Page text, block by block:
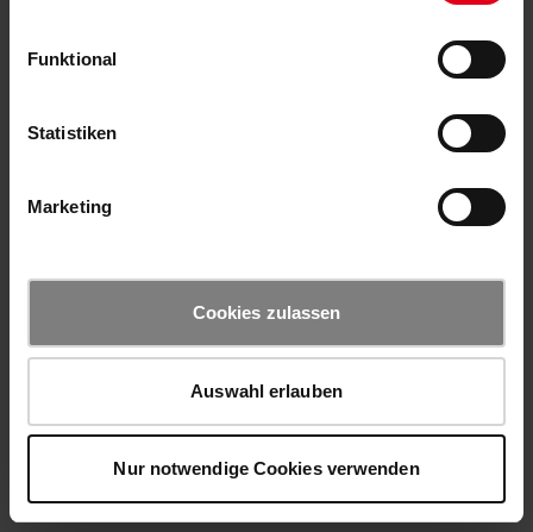
Funktional
Statistiken
Marketing
Cookies zulassen
Auswahl erlauben
Nur notwendige Cookies verwenden